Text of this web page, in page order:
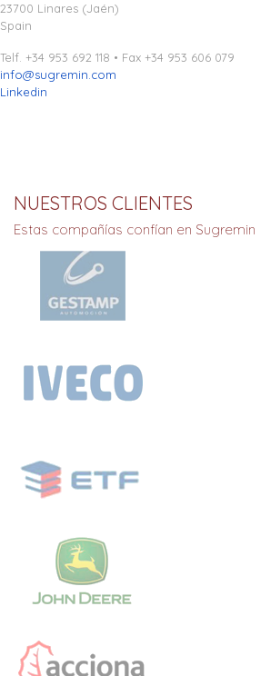
23700 Linares (Jaén)
Spain
Telf. +34 953 692 118 • Fax +34 953 606 079
info@sugremin.com
Linkedin
NUESTROS CLIENTES
Estas compañías confían en Sugremin